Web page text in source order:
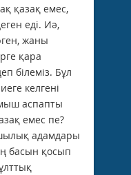
қазақ емес,
еді. Иә,
жаны
қара
білеміз. Бұл
келгені
аспапты
емес пе?
адамдары
басын қосып